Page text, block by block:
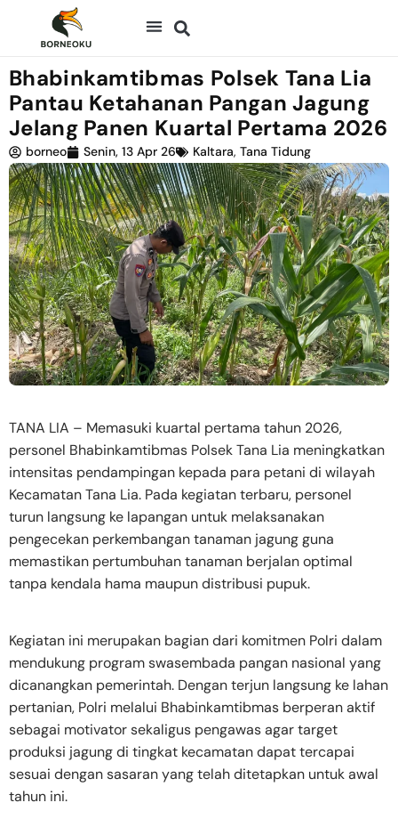
Bhabinkamtibmas Polsek Tana Lia
Pantau Ketahanan Pangan Jagung
Jelang Panen Kuartal Pertama 2026
borneo Senin, 13 Apr 26 Kaltara, Tana Tidung
TANA LIA – Memasuki kuartal pertama tahun 2026,
personel Bhabinkamtibmas Polsek Tana Lia meningkatkan
intensitas pendampingan kepada para petani di wilayah
Kecamatan Tana Lia. Pada kegiatan terbaru, personel
turun langsung ke lapangan untuk melaksanakan
pengecekan perkembangan tanaman jagung guna
memastikan pertumbuhan tanaman berjalan optimal
tanpa kendala hama maupun distribusi pupuk.
Kegiatan ini merupakan bagian dari komitmen Polri dalam
mendukung program swasembada pangan nasional yang
dicanangkan pemerintah. Dengan terjun langsung ke lahan
pertanian, Polri melalui Bhabinkamtibmas berperan aktif
sebagai motivator sekaligus pengawas agar target
produksi jagung di tingkat kecamatan dapat tercapai
sesuai dengan sasaran yang telah ditetapkan untuk awal
tahun ini.